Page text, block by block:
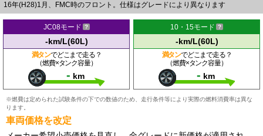
16年(H28)1月、FMC時のフロント。仕様はグレードにより異なります
JC08モード
-km/L(60L)
満タンでどこまで走る？
（燃費×タンク容量）
- km
10・15モード
-km/L(60L)
満タンでどこまで走る？
（燃費×タンク容量）
- km
※燃費は定められた試験条件の下での数値のため、走行条件等により実際の燃料消費率は異な
ります。
車両価格を改定